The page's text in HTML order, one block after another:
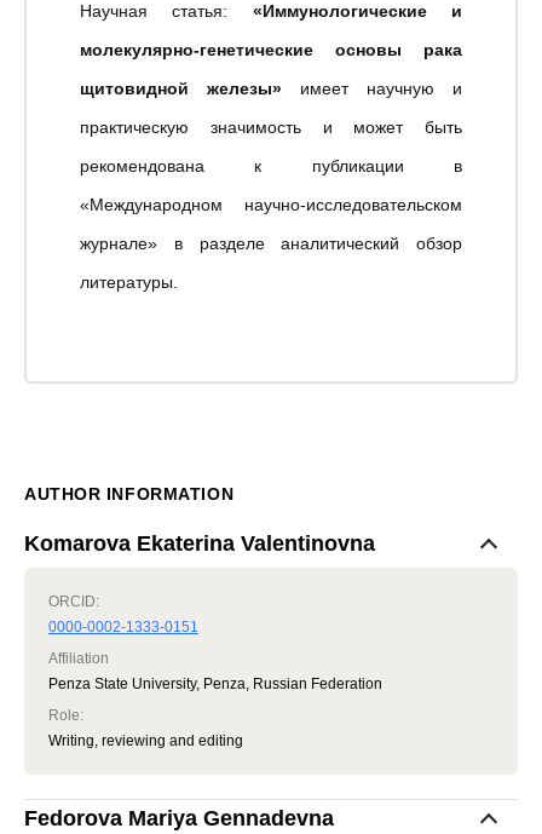
Научная статья: «Иммунологические и
молекулярно-генетические основы рака
щитовидной железы» имеет научную и
практическую значимость
и может быть
рекомендована к публикации в
«Международном научно-исследовательском
журнале» в разделе аналитический обзор
литературы.
AUTHOR INFORMATION
Komarova Ekaterina Valentinovna
ORCID:
0000-0002-1333-0151
Affiliation
Penza State University, Penza, Russian Federation
Role:
Writing, reviewing and editing
Fedorova Mariya Gennadevna